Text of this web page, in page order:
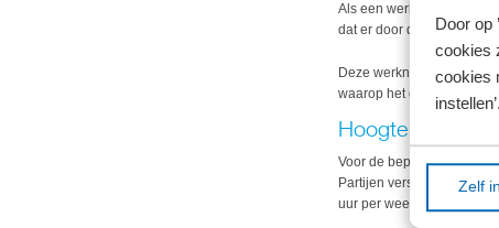
Door op
cookies
cookies
instellen’.
Zelf
Als een werkgever een
dat er door de werkgever
Deze werknemer had
waarop het dienstverband
Hoogte
Voor de bepaling van de
Partijen verschilden van
uur per week, terwijl er